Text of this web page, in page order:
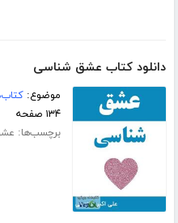
دانلود کتاب عشق شناسی
موضوع:
۱۳۴ صفحه
برچسب‌ها: